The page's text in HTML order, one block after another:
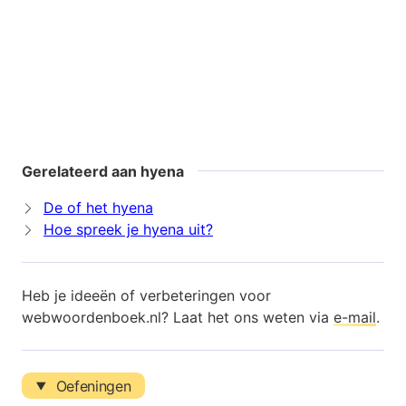
Gerelateerd aan hyena
De of het hyena
Hoe spreek je hyena uit?
Heb je ideeën of verbeteringen voor
webwoordenboek.nl? Laat het ons weten via e-mail.
Oefeningen